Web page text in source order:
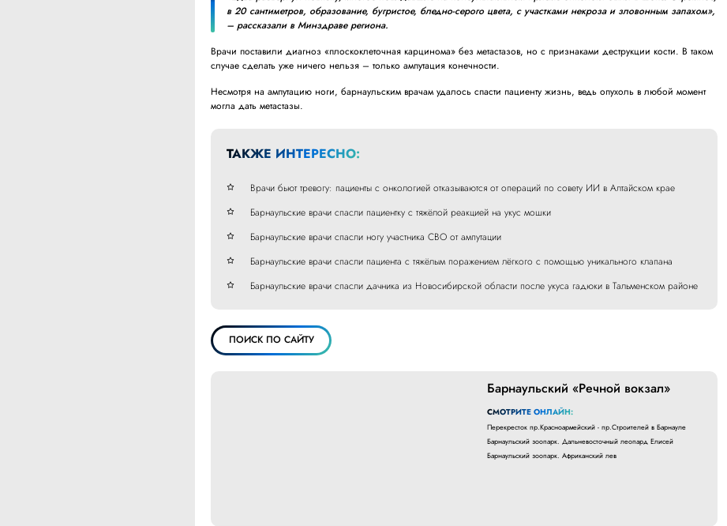
в 20 сантиметров, образование, бугристое, бледно-серого цвета, с участками некроза и зловонным запахом»,
– рассказали в Минздраве региона.
Врачи поставили диагноз «плоскоклеточная карцинома» без метастазов, но с признаками деструкции кости. В таком
случае сделать уже ничего нельзя – только ампутация конечности.
Несмотря на ампутацию ноги, барнаульским врачам удалось спасти пациенту жизнь, ведь опухоль в любой момент
могла дать метастазы.
ТАКЖЕ ИНТЕРЕСНО:
Врачи бьют тревогу: пациенты с онкологией отказываются от операций по совету ИИ в Алтайском крае
Барнаульские врачи спасли пациентку с тяжёлой реакцией на укус мошки
Барнаульские врачи спасли ногу участника СВО от ампутации
Барнаульские врачи спасли пациента с тяжёлым поражением лёгкого с помощью уникального клапана
Барнаульские врачи спасли дачника из Новосибирской области после укуса гадюки в Тальменском районе
ПОИСК ПО САЙТУ
Барнаульский «Речной вокзал»
СМОТРИТЕ ОНЛАЙН:
Перекресток пр.Красноармейский - пр.Строителей в Барнауле
Барнаульский зоопарк. Дальневосточный леопард Елисей
Барнаульский зоопарк. Африканский лев